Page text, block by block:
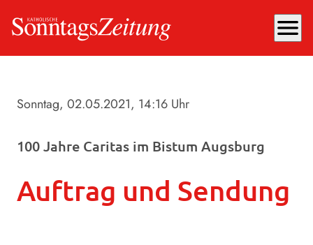
menu
Sonntag, 02.05.2021, 14:16 Uhr
100 Jahre Caritas im Bistum Augsburg
Auftrag und Sendung